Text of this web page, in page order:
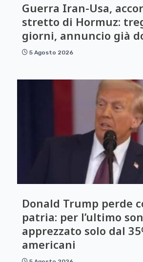
Guerra Iran-Usa,
stretto di Hormuz:
giorni, annuncio già
5 Agosto 2026
Donald Trump perde
patria: per l’ultimo
apprezzato solo dal
americani